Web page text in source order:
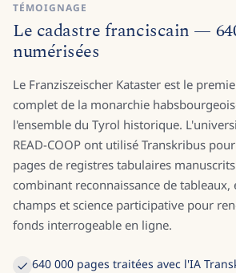
TÉMOIGNAGE
Le cadastre franciscain —
numérisées
Le Franziszeischer Kataster est le
complet de la monarchie
l'ensemble du Tyrol historique.
READ-COOP ont utilisé Transkribus
pages de registres tabulaires
combinant reconnaissance de tableaux,
champs et science participative pour
fonds interrogeable en ligne.
640 000 pages traitées avec l'IA